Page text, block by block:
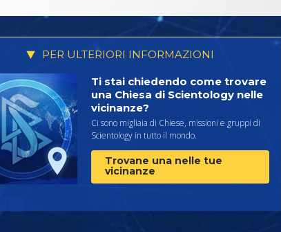
PER ULTERIORI INFORMAZIONI
Ti stai chiedendo come trovare
una Chiesa di Scientology nelle
vicinanze?
Ci sono migliaia di Chiese, missioni e gruppi di
Scientology in tutto il mondo.
Trovane una nelle tue
vicinanze